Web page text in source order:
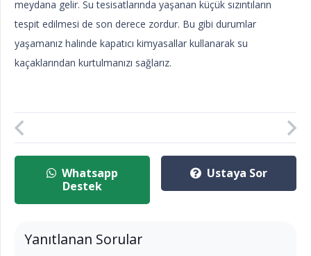
meydana gelir. Su tesisatlarında yaşanan küçük sızıntıların
tespit edilmesi de son derece zordur. Bu gibi durumlar
yaşamanız halinde kapatıcı kimyasallar kullanarak su
kaçaklarından kurtulmanızı sağlarız.
Whatsapp
Destek
Ustaya Sor
Yanıtlanan Sorular